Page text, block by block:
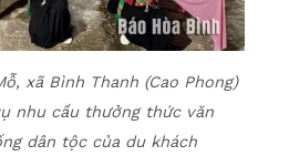
xã Bình Thanh (Cao Phong)
nhu cầu thưởng thức văn
dân tộc của du khách